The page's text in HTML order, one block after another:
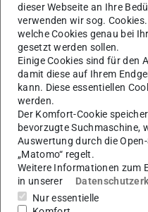
dieser Webseite an Ihre
verwenden wir sog.
welche Cookies genau bei
gesetzt werden sollen.
Einige Cookies sind für den
damit diese auf Ihrem
kann. Diese essentiellen
werden.
Der Komfort-Cookie
bevorzugte Suchmaschine,
Auswertung durch die
„Matomo“ regelt.
Weitere Informationen zum
in unserer
Nur essentielle